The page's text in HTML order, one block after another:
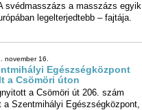
a masszázs egyik
legelterjedtebb – fajtája.
november 16.
Egészségközpont
a Csömöri úton
a Csömöri út 206. szám
a Szentmihályi Egészségközpont,